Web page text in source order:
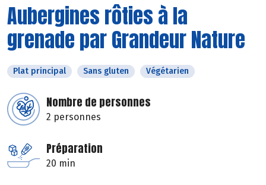
Aubergines rôties à la
grenade par Grandeur Nature
Plat principal Sans gluten Végétarien
Nombre de personnes
2 personnes
Préparation
20 min